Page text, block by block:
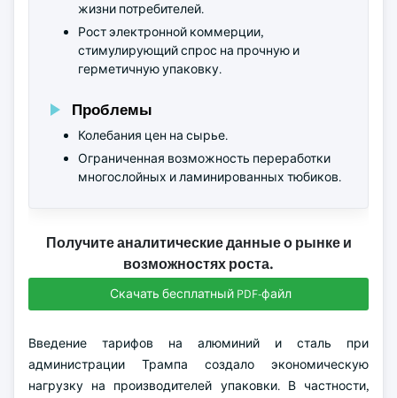
жизни потребителей.
Рост электронной коммерции,
стимулирующий спрос на прочную и
герметичную упаковку.
Проблемы
Колебания цен на сырье.
Ограниченная возможность переработки
многослойных и ламинированных тюбиков.
Получите аналитические данные о рынке и
возможностях роста.
Скачать бесплатный PDF-файл
Введение тарифов на алюминий и сталь при
администрации Трампа создало экономическую
нагрузку на производителей упаковки. В частности,